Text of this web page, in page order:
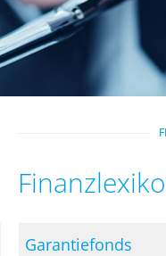
Garantiefonds